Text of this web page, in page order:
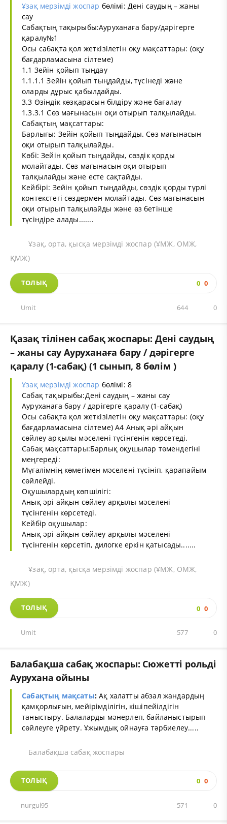
Ұзақ мерзімді жоспар бөлімі: Дені саудың – жаны
сау
Сабақтың тақырыбы:Ауруханаға бару/дәрігерге
қаралу№1
Осы сабақта қол жеткізілетін оқу мақсаттары: (оқу
бағдарламасына сілтеме)
1.1 Зейін қойып тыңдау
1.1.1.1 Зейін қойып тыңдайды, түсінеді және
оларды дұрыс қабылдайды.
3.3 Өзіндік көзқарасын білдіру және бағалау
1.3.3.1 Сөз мағынасын оқи отырып талқылайды.
Сабақтың мақсаттары:
Барлығы: Зейін қойып тыңдайды. Сөз мағынасын
оқи отырып талқылайды.
Көбі: Зейін қойып тыңдайды, сөздік қорды
молайтады. Сөз мағынасын оқи отырып
талқылайды және есте сақтайды.
Кейбірі: Зейін қойып тыңдайды, сөздік қорды түрлі
контекстегі сөздермен молайтады. Сөз мағынасын
оқи отырып талқылайды және өз бетінше
түсіндіре алады.......
Ұзақ, орта, қысқа мерзімді жоспар (ҰМЖ, ОМЖ,
ҚМЖ)
ТОЛЫҚ 0 0
Umit 0
644
Қазақ тілінен сабақ жоспары: Дені саудың
– жаны сау Ауруханаға бару / дәрігерге
қаралу (1-сабақ) (1 сынып, 8 бөлім )
Ұзақ мерзімді жоспар бөлімі: 8
Сабақ тақырыбы:Дені саудың – жаны сау
Ауруханаға бару / дәрігерге қаралу (1-сабақ)
Осы сабақта қол жеткізілетін оқу мақсаттары: (оқу
бағдарламасына сілтеме) А4 Анық әрі айқын
сөйлеу арқылы мәселені түсінгенін көрсетеді.
Сабақ мақсаттары:Барлық оқушылар төмендегіні
меңгереді:
Мұғалімнің көмегімен мәселені түсініп, қарапайым
сөйлейді.
Оқушылардың көпшілігі:
Анық әрі айқын сөйлеу арқылы мәселені
түсінгенін көрсетеді.
Кейбір оқушылар:
Анық әрі айқын сөйлеу арқылы мәселені
түсінгенін көрсетіп, дилогке еркін қатысады.......
Ұзақ, орта, қысқа мерзімді жоспар (ҰМЖ, ОМЖ,
ҚМЖ)
ТОЛЫҚ 0 0
Umit 0
577
Балабақша сабақ жоспары: Сюжетті рольді
Аурухана ойыны
Сабақтың мақсаты:Ақ халатты абзал жандардың
қамқорлығын, мейірімділігін, кішіпейілдігін
таныстыру. Балаларды мәнерлеп, байланыстырып
сөйлеуге үйрету. Ұжымдық ойнауға тәрбиелеу.....
Балабақша сабақ жоспары
ТОЛЫҚ 0 0
nurgul95 0
571